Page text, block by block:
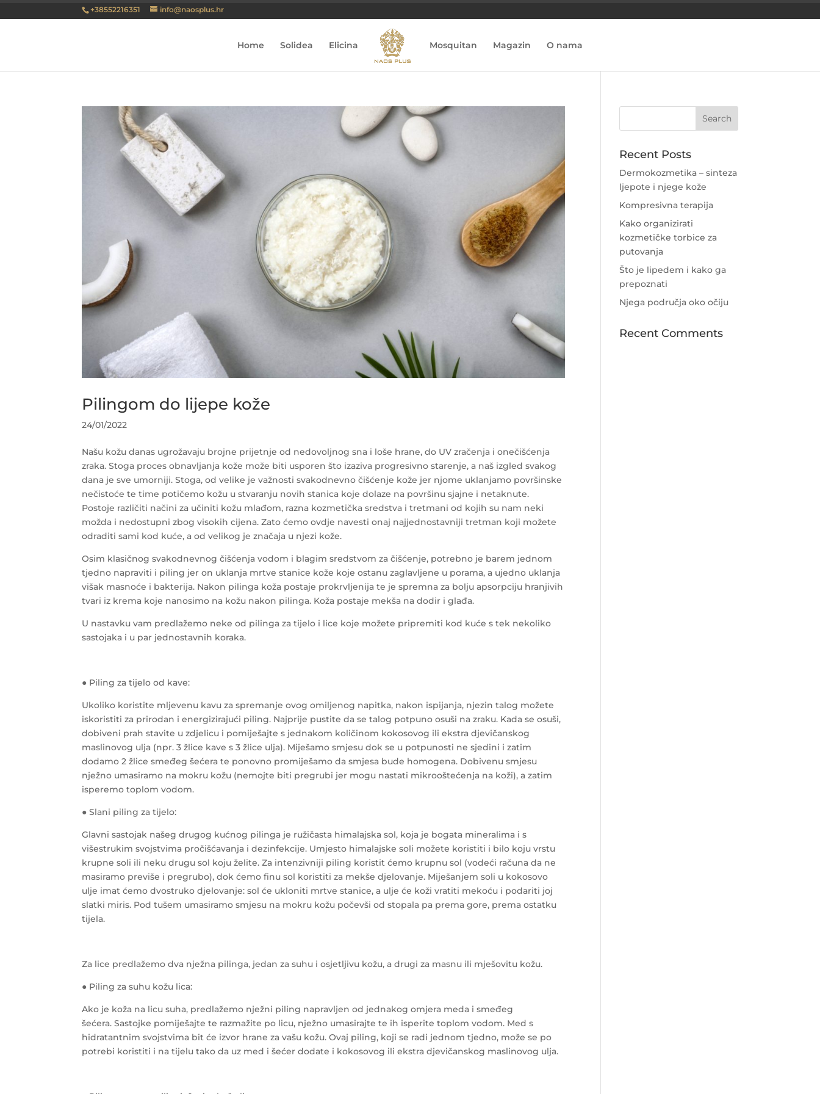
+38552216351 info@naosplus.hr
Home Solidea Elicina Mosquitan Magazin O nama
Pilingom do lijepe kože
24/01/2022
Našu kožu danas ugrožavaju brojne prijetnje od nedovoljnog sna i loše hrane, do UV zračenja i onečišćenja
zraka. Stoga proces obnavljanja kože može biti usporen što izaziva progresivno starenje, a naš izgled svakog
dana je sve umorniji. Stoga, od velike je važnosti svakodnevno čišćenje kože jer njome uklanjamo površinske
nečistoće te time potičemo kožu u stvaranju novih stanica koje dolaze na površinu sjajne i netaknute.
Postoje različiti načini za učiniti kožu mlađom, razna kozmetička sredstva i tretmani od kojih su nam neki
možda i nedostupni zbog visokih cijena. Zato ćemo ovdje navesti onaj najjednostavniji tretman koji možete
odraditi sami kod kuće, a od velikog je značaja u njezi kože.
Osim klasičnog svakodnevnog čišćenja vodom i blagim sredstvom za čišćenje, potrebno je barem jednom
tjedno napraviti i piling jer on uklanja mrtve stanice kože koje ostanu zaglavljene u porama, a ujedno uklanja
višak masnoće i bakterija. Nakon pilinga koža postaje prokrvljenija te je spremna za bolju apsorpciju hranjivih
tvari iz krema koje nanosimo na kožu nakon pilinga. Koža postaje mekša na dodir i glađa.
U nastavku vam predlažemo neke od pilinga za tijelo i lice koje možete pripremiti kod kuće s tek nekoliko
sastojaka i u par jednostavnih koraka.
● Piling za tijelo od kave:
Ukoliko koristite mljevenu kavu za spremanje ovog omiljenog napitka, nakon ispijanja, njezin talog možete
iskoristiti za prirodan i energizirajući piling. Najprije pustite da se talog potpuno osuši na zraku. Kada se osuši,
dobiveni prah stavite u zdjelicu i pomiješajte s jednakom količinom kokosovog ili ekstra djevičanskog
maslinovog ulja (npr. 3 žlice kave s 3 žlice ulja). Miješamo smjesu dok se u potpunosti ne sjedini i zatim
dodamo 2 žlice smeđeg šećera te ponovno promiješamo da smjesa bude homogena. Dobivenu smjesu
nježno umasiramo na mokru kožu (nemojte biti pregrubi jer mogu nastati mikrooštećenja na koži), a zatim
isperemo toplom vodom.
● Slani piling za tijelo:
Glavni sastojak našeg drugog kućnog pilinga je ružičasta himalajska sol, koja je bogata mineralima i s
višestrukim svojstvima pročišćavanja i dezinfekcije. Umjesto himalajske soli možete koristiti i bilo koju vrstu
krupne soli ili neku drugu sol koju želite. Za intenzivniji piling koristit ćemo krupnu sol (vodeći računa da ne
masiramo previše i pregrubo), dok ćemo finu sol koristiti za mekše djelovanje. Miješanjem soli u kokosovo
ulje imat ćemo dvostruko djelovanje: sol će ukloniti mrtve stanice, a ulje će koži vratiti mekoću i podariti joj
slatki miris. Pod tušem umasiramo smjesu na mokru kožu počevši od stopala pa prema gore, prema ostatku
tijela.
Za lice predlažemo dva nježna pilinga, jedan za suhu i osjetljivu kožu, a drugi za masnu ili mješovitu kožu.
● Piling za suhu kožu lica:
Ako je koža na licu suha, predlažemo nježni piling napravljen od jednakog omjera meda i smeđeg
šećera. Sastojke pomiješajte te razmažite po licu, nježno umasirajte te ih isperite toplom vodom. Med s
hidratantnim svojstvima bit će izvor hrane za vašu kožu. Ovaj piling, koji se radi jednom tjedno, može se po
potrebi koristiti i na tijelu tako da uz med i šećer dodate i kokosovog ili ekstra djevičanskog maslinovog ulja.
Recent Posts
Dermokozmetika – sinteza
ljepote i njege kože
Kompresivna terapija
Kako organizirati
kozmetičke torbice za
putovanja
Što je lipedem i kako ga
prepoznati
Njega područja oko očiju
Recent Comments